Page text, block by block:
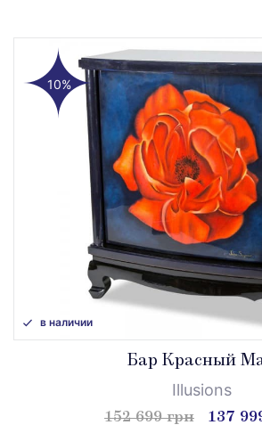
10%
в наличии
Бар Красный
Illusions
152 699 грн 137